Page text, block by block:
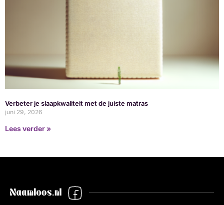
Verbeter je slaapkwaliteit met de juiste matras
juni 29, 2026
Lees verder »